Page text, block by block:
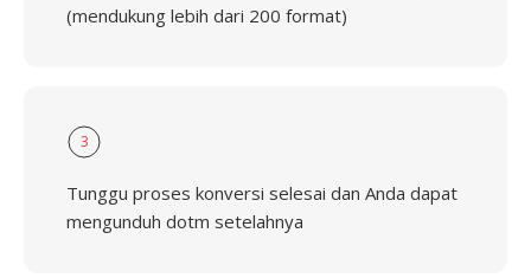
(mendukung lebih dari 200 format)
3
Tunggu proses konversi selesai dan Anda dapat
mengunduh dotm setelahnya